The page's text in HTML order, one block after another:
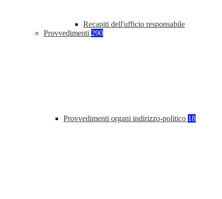
Recapiti dell'ufficio responsabile
Provvedimenti 290
Provvedimenti organi indirizzo-politico 18